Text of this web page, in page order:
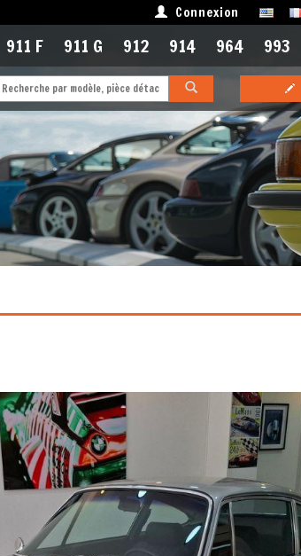
Connexion
911 F 911 G 912 914 964 993